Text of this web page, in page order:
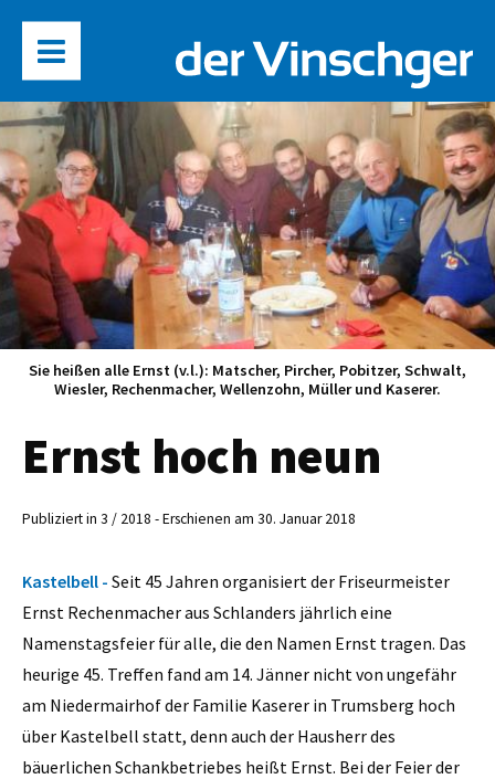
Sie heißen alle Ernst (v.l.): Matscher, Pircher, Pobitzer, Schwalt,
Wiesler, Rechenmacher, Wellenzohn, Müller und Kaserer.
Ernst hoch neun
Publiziert in 3 / 2018 - Erschienen am 30. Januar 2018
Kastelbell - Seit 45 Jahren organisiert der Friseurmeister
Ernst Rechenmacher aus Schlanders jährlich eine
Namenstagsfeier für alle, die den Namen Ernst tragen. Das
heurige 45. Treffen fand am 14. Jänner nicht von ungefähr
am Niedermairhof der Familie Kaserer in Trumsberg hoch
über Kastelbell statt, denn auch der Hausherr des
bäuerlichen Schankbetriebes heißt Ernst. Bei der Feier der